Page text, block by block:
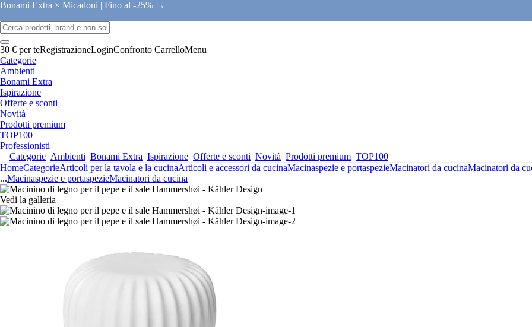
Bonami Extra × Micadoni | Fino al -25% →
30 € per teRegistrazioneLoginConfronto CarrelloMenu
Categorie
Ambienti
Bonami Extra
Ispirazione
Offerte e sconti
Novità
Prodotti premium
TOP100
Professionisti
Categorie Ambienti Bonami Extra Ispirazione Offerte e sconti Novità Prodotti premium TOP100
HomeCategorieArticoli per la tavola e la cucinaArticoli e accessori da cucinaMacinaspezie e portaspezieMacinatori da cucinaMacinatori da
...Macinaspezie e portaspezieMacinatori da cucina
Vedi la galleria